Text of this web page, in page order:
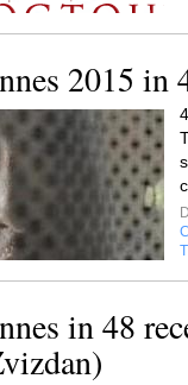
2015 in
in 48